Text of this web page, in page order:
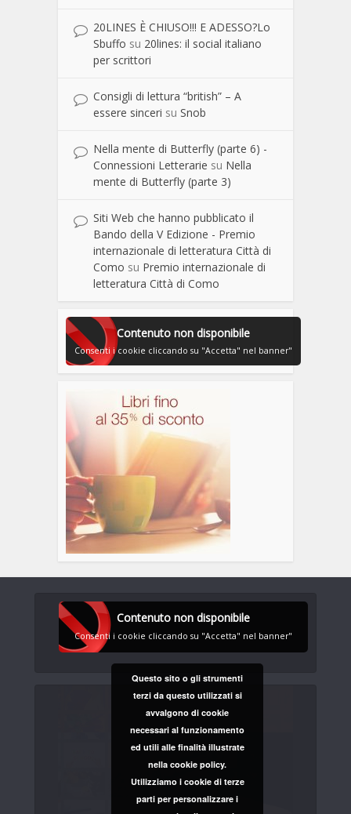
20LINES È CHIUSO!!! E ADESSO?Lo
Sbuffo su 20lines: il social italiano
per scrittori
Consigli di lettura “british” – A
essere sinceri su Snob
Nella mente di Butterfly (parte 6) -
Connessioni Letterarie su Nella
mente di Butterfly (parte 3)
Siti Web che hanno pubblicato il
Bando della V Edizione - Premio
internazionale di letteratura Città di
Como su Premio internazionale di
letteratura Città di Como
Contenuto non disponibile
Consenti i cookie cliccando su "Accetta" nel banner"
Contenuto non disponibile
Consenti i cookie cliccando su "Accetta" nel banner"
Questo sito o gli strumenti
terzi da questo utilizzati si
avvalgono di cookie
necessari al funzionamento
ed utili alle finalità illustrate
nella cookie policy.
Utilizziamo i cookie di terze
parti per personalizzare i